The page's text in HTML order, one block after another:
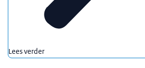
Lees verder